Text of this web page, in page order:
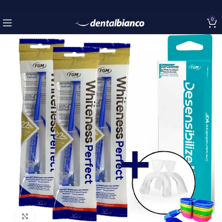
0
Click to enlarge